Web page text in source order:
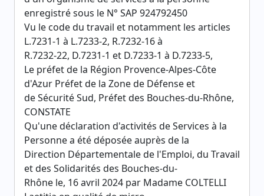
enregistré sous le N° SAP 924792450
Vu le code du travail et notamment les articles
L.7231-1 à L.7233-2, R.7232-16 à
R.7232-22, D.7231-1 et D.7233-1 à D.7233-5,
Le préfet de la Région Provence-Alpes-Côte
d'Azur Préfet de la Zone de Défense et
de Sécurité Sud, Préfet des Bouches-du-Rhône,
CONSTATE
Qu'une déclaration d'activités de Services à la
Personne a été déposée auprès de la
Direction Départementale de l'Emploi, du Travail
et des Solidarités des Bouches-du-
Rhône le, 16 avril 2024 par Madame COLTELLI